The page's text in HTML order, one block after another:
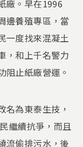
廠。早在1996
邊養殖專區，當
一度找來混凝土
，和上千名警力
阻止紙廠營運。
名為東泰生技，
繼續抗爭，而且
流偷排污水，後